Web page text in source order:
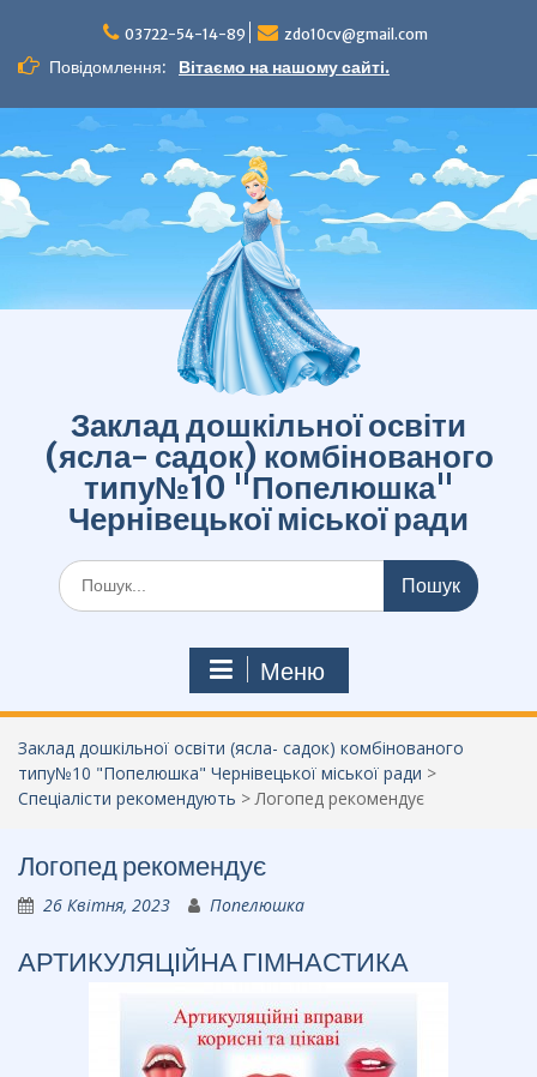
вмісту
03722-54-14-89 zdo10cv@gmail.com
Повідомлення: Вітаємо на нашому сайті.
Заклад дошкільної освіти
(ясла- садок) комбінованого
типу№10 "Попелюшка"
Чернівецької міської ради
Шукати:
Меню
Заклад дошкільної освіти (ясла- садок) комбінованого
типу№10 "Попелюшка" Чернівецької міської ради >
Спеціалісти рекомендують >Логопед рекомендує
Логопед рекомендує
26 Квітня, 2023 Попелюшка
АРТИКУЛЯЦІЙНА ГІМНАСТИКА